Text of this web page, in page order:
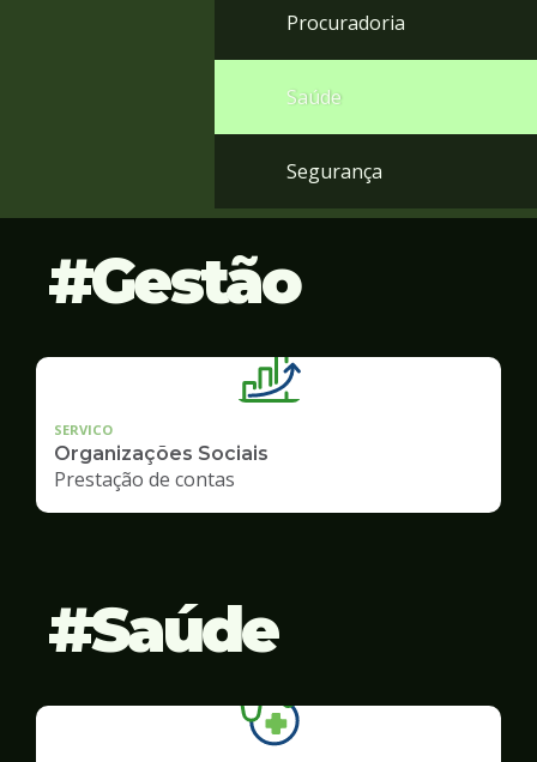
Procuradoria
Saúde
Segurança
Gestão
SERVICO
Organizações Sociais
Prestação de contas
Saúde